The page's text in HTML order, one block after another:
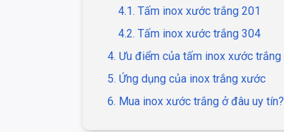
4.1. Tấm inox xước trắng 201
4.2. Tấm inox xước trắng 304
4. Ưu điểm của tấm inox xước trắng
5. Ứng dụng của inox trắng xước
6. Mua inox xước trắng ở đâu uy tín?